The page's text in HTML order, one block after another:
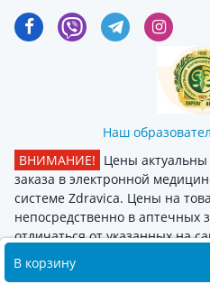
В корзину
Наш
ВНИМАНИЕ! Цены
заказа в электронной
системе Zdravica. Цены на
непосредственно в аптечных
отличаться от указанных на